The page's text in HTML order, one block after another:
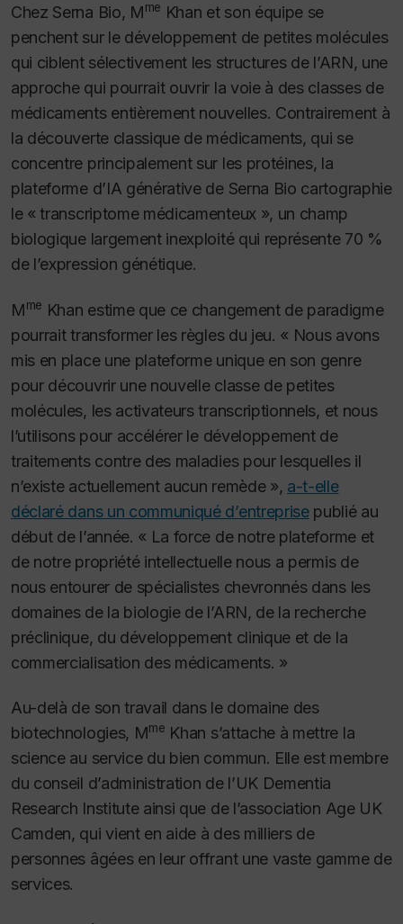
Chez Serna Bio, Mme Khan et son équipe se
penchent sur le développement de petites molécules
qui ciblent sélectivement les structures de l’ARN, une
approche qui pourrait ouvrir la voie à des classes de
médicaments entièrement nouvelles. Contrairement à
la découverte classique de médicaments, qui se
concentre principalement sur les protéines, la
plateforme d’IA générative de Serna Bio cartographie
le « transcriptome médicamenteux », un champ
biologique largement inexploité qui représente 70 %
de l’expression génétique.
Mme Khan estime que ce changement de paradigme
pourrait transformer les règles du jeu. « Nous avons
mis en place une plateforme unique en son genre
pour découvrir une nouvelle classe de petites
molécules, les activateurs transcriptionnels, et nous
l’utilisons pour accélérer le développement de
traitements contre des maladies pour lesquelles il
n’existe actuellement aucun remède », a-t-elle
déclaré dans un communiqué d’entreprisepublié au
début de l’année. « La force de notre plateforme et
de notre propriété intellectuelle nous a permis de
nous entourer de spécialistes chevronnés dans les
domaines de la biologie de l’ARN, de la recherche
préclinique, du développement clinique et de la
commercialisation des médicaments. »
Au-delà de son travail dans le domaine des
biotechnologies, Mme Khan s’attache à mettre la
science au service du bien commun. Elle est membre
du conseil d’administration de l’UK Dementia
Research Institute ainsi que de l’association Age UK
Camden, qui vient en aide à des milliers de
personnes âgées en leur offrant une vaste gamme de
services.